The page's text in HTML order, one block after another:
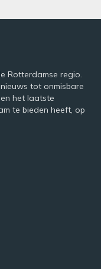
Rotterdamse regio.
tot onmisbare
het laatste
te bieden heeft, op